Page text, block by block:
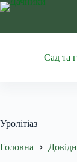
Перейти
Сад та
Уролітіаз
Головна